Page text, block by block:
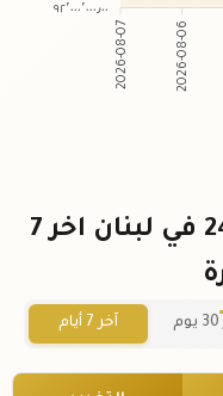
٩٢٬٠٠٠٬٠٠٠٫٠٠
2026-08-07 2026-08-06
سعر ليرة انجليزي عيار 24 في لبنان اخر 7
آخر 7 أيام